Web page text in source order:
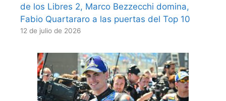
de los Libres 2, Marco Bezzecchi domina,
Fabio Quartararo a las puertas del Top 10
12 de julio de 2026